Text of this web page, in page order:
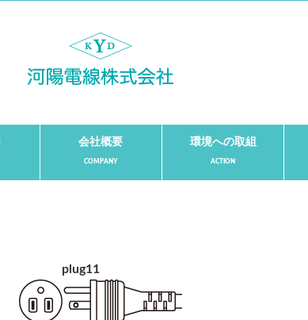
会社概要 環境への取組
plug11